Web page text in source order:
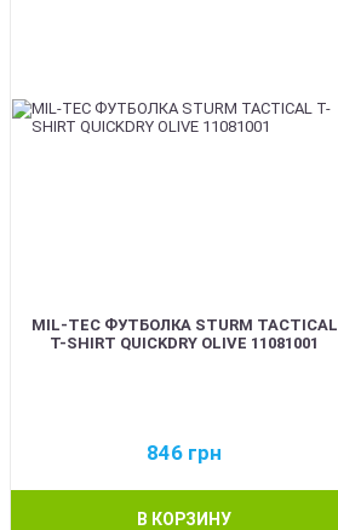
MIL-TEC ФУТБОЛКА STURM TACTICAL
T-SHIRT QUICKDRY OLIVE 11081001
846 грн
В КОРЗИНУ